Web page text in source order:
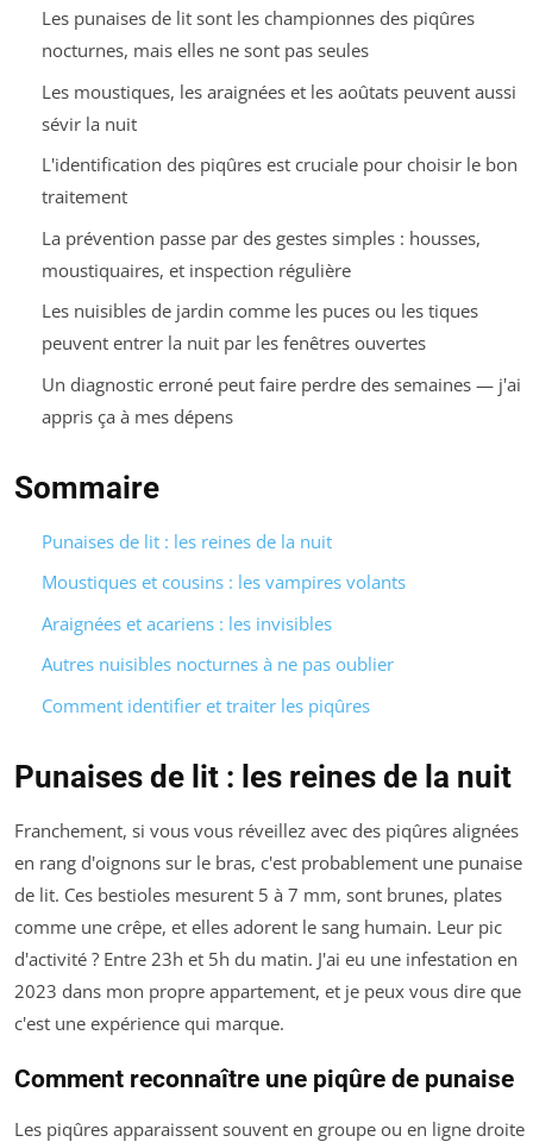
Les punaises de lit sont les championnes des piqûres
nocturnes, mais elles ne sont pas seules
Les moustiques, les araignées et les aoûtats peuvent aussi
sévir la nuit
L'identification des piqûres est cruciale pour choisir le bon
traitement
La prévention passe par des gestes simples : housses,
moustiquaires, et inspection régulière
Les nuisibles de jardin comme les puces ou les tiques
peuvent entrer la nuit par les fenêtres ouvertes
Un diagnostic erroné peut faire perdre des semaines — j'ai
appris ça à mes dépens
Sommaire
Punaises de lit : les reines de la nuit
Moustiques et cousins : les vampires volants
Araignées et acariens : les invisibles
Autres nuisibles nocturnes à ne pas oublier
Comment identifier et traiter les piqûres
Punaises de lit : les reines de la nuit
Franchement, si vous vous réveillez avec des piqûres alignées
en rang d'oignons sur le bras, c'est probablement une punaise
de lit. Ces bestioles mesurent 5 à 7 mm, sont brunes, plates
comme une crêpe, et elles adorent le sang humain. Leur pic
d'activité ? Entre 23h et 5h du matin. J'ai eu une infestation en
2023 dans mon propre appartement, et je peux vous dire que
c'est une expérience qui marque.
Comment reconnaître une piqûre de punaise
Les piqûres apparaissent souvent en groupe ou en ligne droite